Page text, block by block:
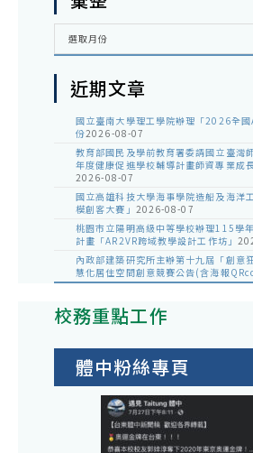
彙
選取月份
近期文章
國立臺南大學理工學院辦理「2026全
份2026-08-07
教育部國民及學前教育署委請國立臺灣
年度健康促進學校輔導計畫師資專業成
2026-08-07
國立高雄科技大學海事學院造船及海洋
模創客大賽」 2026-08-07
桃園市立陽明高級中等學校辦理115學
計畫「AR2VR跨域教學設計工作坊」
內政部建築研究所主辦第十九屆「創意
慧化居住空間創意競賽公告(含海報
校務重點工作
體中粉絲專頁